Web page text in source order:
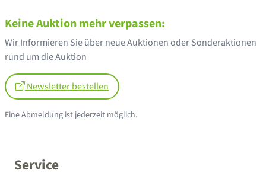
Service
Keine Auktion mehr verpassen:
Wir Informieren Sie über neue Auktionen oder Sonderaktionen
rund um die Auktion
Newsletter bestellen
Eine Abmeldung ist jederzeit möglich.